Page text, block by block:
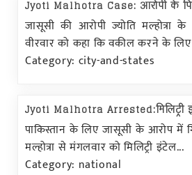
Jyoti Malhotra Case: आरोपी के
जासूसी की आरोपी ज्योति मल्होत्रा के
वीरवार को कहा कि वकील करने के
Category: city-and-states
Jyoti Malhotra Arrested:मिलिट्री
पाकिस्तान के लिए जासूसी के आरोप में
मल्होत्रा से मंगलवार को मिलिट्री इंटेल...
Category: national